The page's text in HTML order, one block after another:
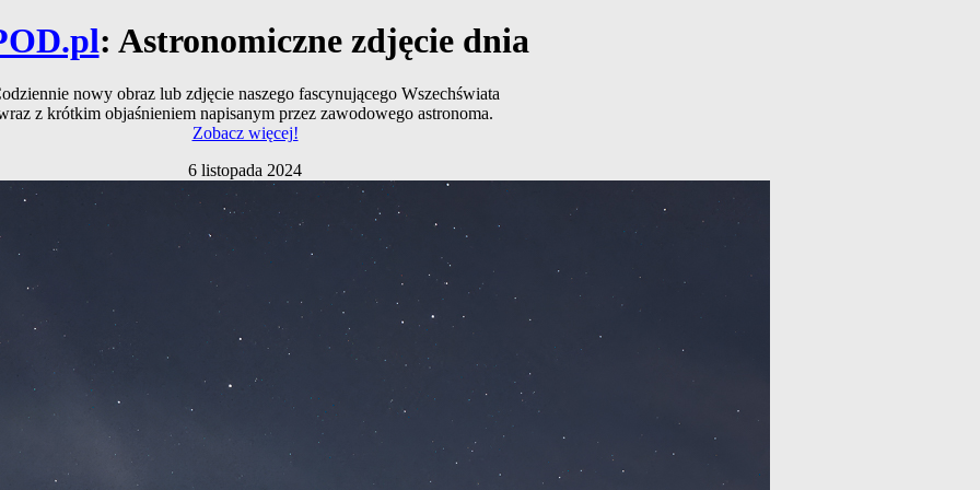
: Astronomiczne zdjęcie dnia
nowy obraz lub zdjęcie naszego fascynującego Wszechświata
z krótkim objaśnieniem napisanym przez zawodowego astronoma.
Zobacz więcej!
6 listopada 2024